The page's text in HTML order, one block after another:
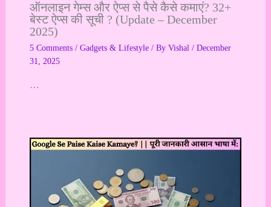
ऑनलाइन गेम्स और ऐप्स से पैसे कैसे कमाएं? 32+
बेस्ट ऐप्स की सूची ? (Update – December
2025)
5 Comments / Gadgets & Lifestyle/ By Vishal / December
31, 2025
…